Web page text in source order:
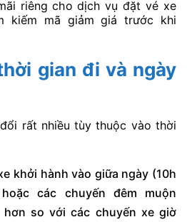
riêng cho dịch vụ đặt vé xe
kiếm mã giảm giá trước khi
gian đi và ngày
rất nhiều tùy thuộc vào thời
khởi hành vào giữa ngày (10h
các chuyến đêm muộn
so với các chuyến xe giờ